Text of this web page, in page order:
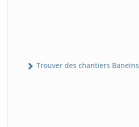
Trouver des chantiers Baneins